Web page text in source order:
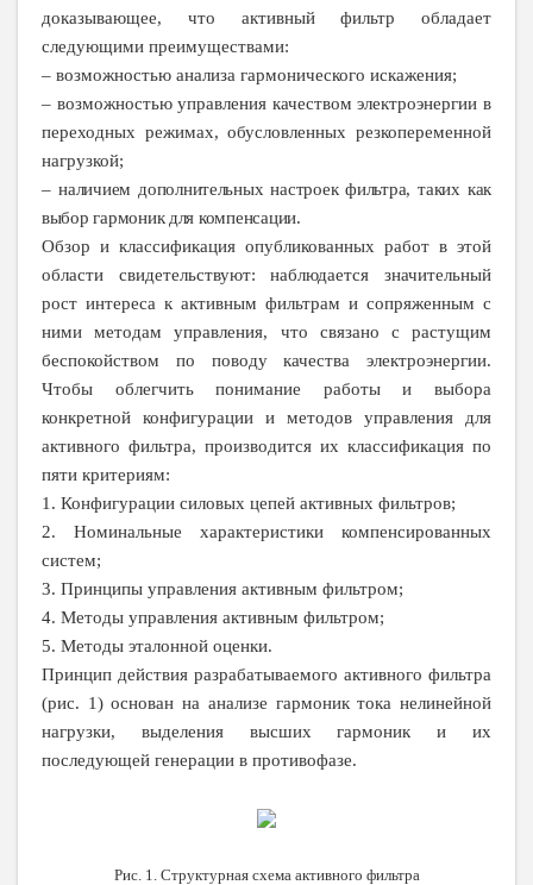
доказывающее, что активный фильтр обладает
следующими преимуществами:
– возможностью анализа гармонического искажения;
– возможностью управления качеством электроэнергии в
переходных режимах, обусловленных резкопеременной
нагрузкой;
–наличием дополнительных настроек фильтра, таких как
выбор гармоник для компенсации.
Обзор и классификация опубликованных работ в этой
области свидетельствуют: наблюдается значительный
рост интереса к активным фильтрам и сопряженным с
ними методам управления, что связано с растущим
беспокойством по поводу качества электроэнергии.
Чтобы облегчить понимание работы и выбора
конкретной конфигурации и методов управления для
активного фильтра, производится их классификация по
пяти критериям:
1. Конфигурации силовых цепей активных фильтров;
2. Номинальные характеристики компенсированных
систем;
3. Принципы управления активным фильтром;
4. Методы управления активным фильтром;
5. Методы эталонной оценки.
Принцип действия разрабатываемого активного фильтра
(рис. 1) основан на анализе гармоник тока нелинейной
нагрузки, выделения высших гармоник и их
последующей генерации в противофазе.
Рис. 1. Структурная схема активного фильтра